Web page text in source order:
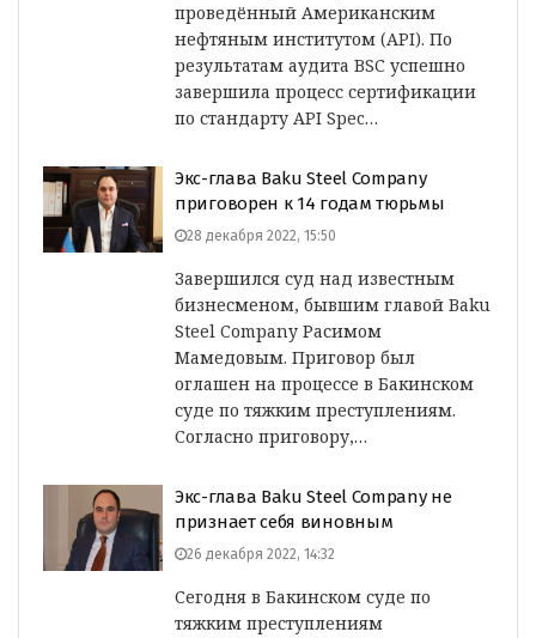
проведённый Американским
нефтяным институтом (API). По
результатам аудита BSC успешно
завершила процесс сертификации
по стандарту API Spec…
Экс-глава Baku Steel Company
приговорен к 14 годам тюрьмы
28 декабря 2022, 15:50
Завершился суд над известным
бизнесменом, бывшим главой Baku
Steel Company Расимом
Мамедовым. Приговор был
оглашен на процессе в Бакинском
суде по тяжким преступлениям.
Согласно приговору,…
Экс-глава Baku Steel Company не
признает себя виновным
26 декабря 2022, 14:32
Сегодня в Бакинском суде по
тяжким преступлениям